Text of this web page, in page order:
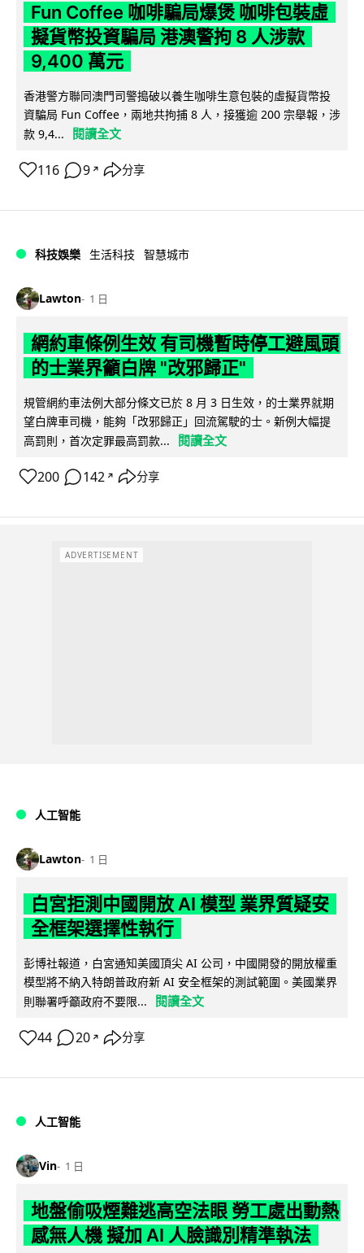
Fun Coffee 咖啡騙局爆煲 咖啡包裝虛
擬貨幣投資騙局 港澳警拘 8 人涉款
9,400 萬元
香港警方聯同澳門司警搗破以養生咖啡生意包裝的虛擬貨幣投
資騙局 Fun Coffee，兩地共拘捕 8 人，接獲逾 200 宗舉報，涉
款 9,4...
閱讀全文
116 9 ↗ 分享
科技娛樂 生活科技 智慧城市
Lawton 1 日
網約車條例生效 有司機暫時停工避風頭
的士業界籲白牌 "改邪歸正"
規管網約車法例大部分條文已於 8 月 3 日生效，的士業界就期
望白牌車司機，能夠「改邪歸正」回流駕駛的士。新例大幅提
高罰則，首次定罪最高罰款...
閱讀全文
200 142 ↗ 分享
ADVERTISEMENT
人工智能
Lawton 1 日
白宮拒測中國開放 AI 模型 業界質疑安
全框架選擇性執行
彭博社報道，白宮通知美國頂尖 AI 公司，中國開發的開放權重
模型將不納入特朗普政府新 AI 安全框架的測試範圍。美國業界
則聯署呼籲政府不要限...
閱讀全文
44 20 ↗ 分享
人工智能
Vin 1 日
地盤偷吸煙難逃高空法眼 勞工處出動熱
感無人機 擬加 AI 人臉識別精準執法